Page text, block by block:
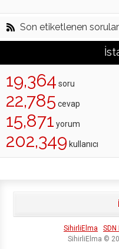
Son etiketlenen
19,364 soru
22,785 cevap
15,871 yorum
202,349 kullanıcı
SihirliElma SDN
SihirliElma ©